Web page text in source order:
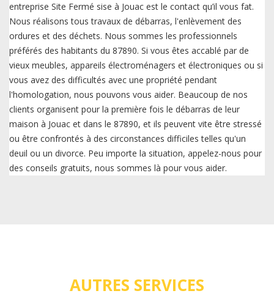
entreprise Site Fermé sise à Jouac est le contact qu’il vous fat.
Nous réalisons tous travaux de débarras, l'enlèvement des
ordures et des déchets. Nous sommes les professionnels
préférés des habitants du 87890. Si vous êtes accablé par de
vieux meubles, appareils électroménagers et électroniques ou si
vous avez des difficultés avec une propriété pendant
l'homologation, nous pouvons vous aider. Beaucoup de nos
clients organisent pour la première fois le débarras de leur
maison à Jouac et dans le 87890, et ils peuvent vite être stressé
ou être confrontés à des circonstances difficiles telles qu'un
deuil ou un divorce. Peu importe la situation, appelez-nous pour
des conseils gratuits, nous sommes là pour vous aider.
AUTRES SERVICES